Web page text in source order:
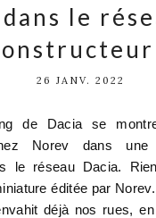
le
26 JANV. 2022
de Dacia se
Norev dans
le réseau Dacia.
éditée par
déjà nos rues,